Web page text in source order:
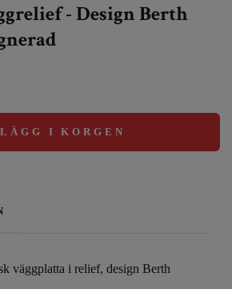
- Design Berth
LÄGG I KORGEN
väggplatta i relief, design Berth